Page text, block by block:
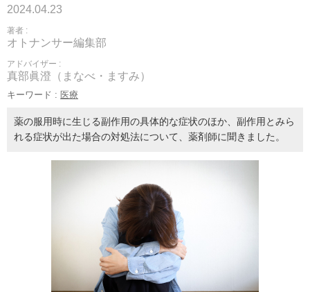
2024.04.23
著者 :
オトナンサー編集部
アドバイザー :
真部眞澄（まなべ・ますみ）
キーワード : 医療
薬の服用時に生じる副作用の具体的な症状のほか、副作用とみら
れる症状が出た場合の対処法について、薬剤師に聞きました。